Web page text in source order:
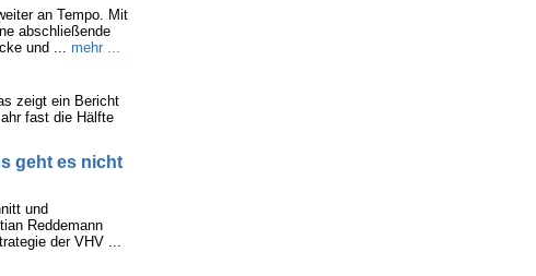
an Tempo. Mit
abschließende
und ... mehr ...
zeigt ein Bericht
fast die Hälfte
geht es nicht
und
Reddemann
der VHV ...